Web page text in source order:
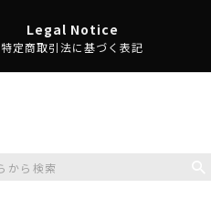
Legal Notice
特定商取引法に基づく表記